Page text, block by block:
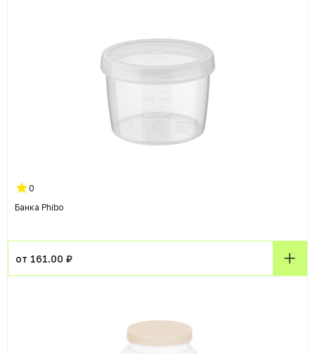
0
Банка Phibo
от 161.00 ₽